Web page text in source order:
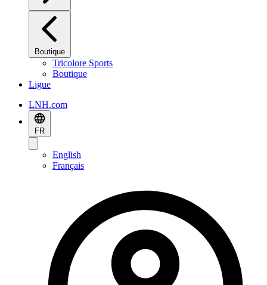
Boutique
Tricolore Sports
Boutique
Ligue
LNH.com
FR
English
Français